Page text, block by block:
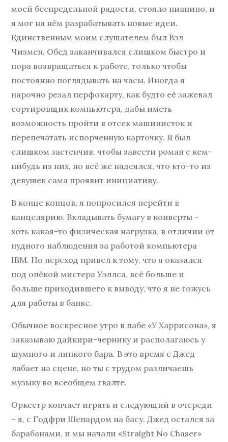
моей беспредельной радости, стояло пианино, и
я мог на нём разрабатывать новые идеи.
Единственным моим слушателем был Вэл
Чизмен. Обед заканчивался слишком быстро и
пора возвращаться к работе, только чтобы
постоянно поглядывать на часы. Иногда я
нарочно резал перфокарту, как будто её зажевал
сортировщик компьютера, дабы иметь
возможность пройти в отсек машинисток и
перепечатать испорченную карточку. Я был
слишком застенчив, чтобы завести роман с кем-
нибудь из них, но всё же надеялся, что кто-то из
девушек сама проявит инициативу.
В конце концов, я попросился перейти в
канцелярию. Вкладывать бумагу в конверты –
хоть какая-то физическая нагрузка, в отличии от
нудного наблюдения за работой компьютера
IBM. Но переход привел к тому, что я оказался
под опёкой мистера Уэллса, всё больше и
больше приходившего к выводу, что я не гожусь
для работы в банке.
Обычное воскресное утро в пабе «У Харрисона», я
заказываю дайкири-чернику и располагаюсь у
шумного и липкого бара. В это время с Джед
лабает на сцене, но ты с трудом различаешь
музыку во всеобщем гвалте.
Оркестр кончает играть и следующий в очереди
– я, с Годфри Шепардом на басу. Джед остался за
барабанами, и мы начали «Straight No Chaser»